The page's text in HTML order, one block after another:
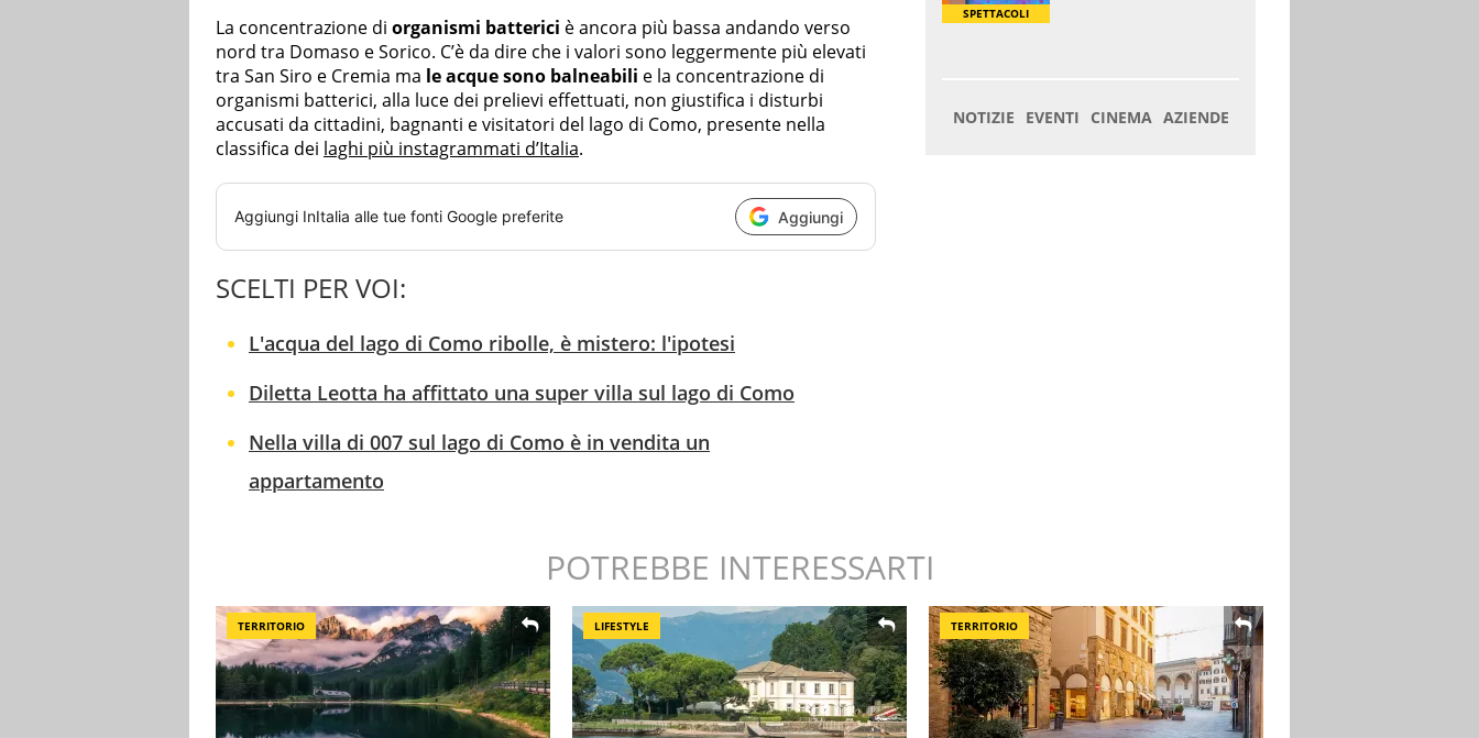
La concentrazione di organismi batterici è ancora più bassa andando verso
nord tra Domaso e Sorico. C’è da dire che i valori sono leggermente più elevati
tra San Siro e Cremia ma le acque sono balneabili e la concentrazione di
organismi batterici, alla luce dei prelievi effettuati, non giustifica i disturbi
accusati da cittadini, bagnanti e visitatori del lago di Como, presente nella
classifica dei laghi più instagrammati d’Italia.
Aggiungi InItalia alle tue fonti Google preferite Aggiungi
SCELTI PER VOI:
L'acqua del lago di Como ribolle, è mistero: l'ipotesi
Diletta Leotta ha affittato una super villa sul lago di Como
Nella villa di 007 sul lago di Como è in vendita un
appartamento
POTREBBE INTERESSARTI
TERRITORIO LIFESTYLE TERRITORIO